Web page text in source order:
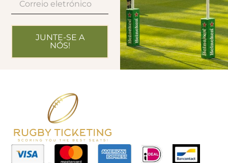
JUNTE-SE A
NÓS!